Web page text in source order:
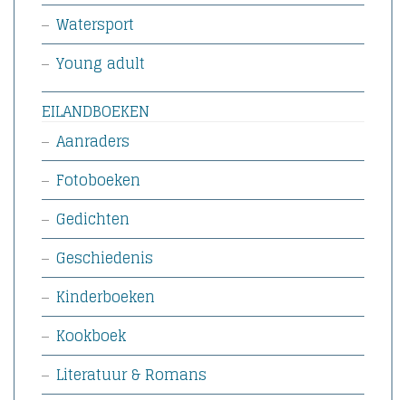
Watersport
Young adult
EILANDBOEKEN
Aanraders
Fotoboeken
Gedichten
Geschiedenis
Kinderboeken
Kookboek
Literatuur & Romans